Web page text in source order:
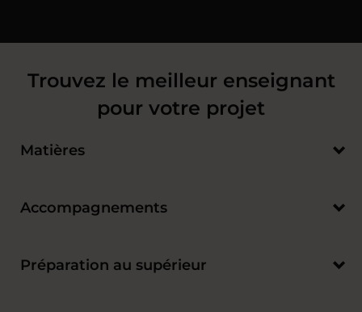
Trouvez le meilleur enseignant
pour votre projet
Matières
Accompagnements
Préparation au supérieur